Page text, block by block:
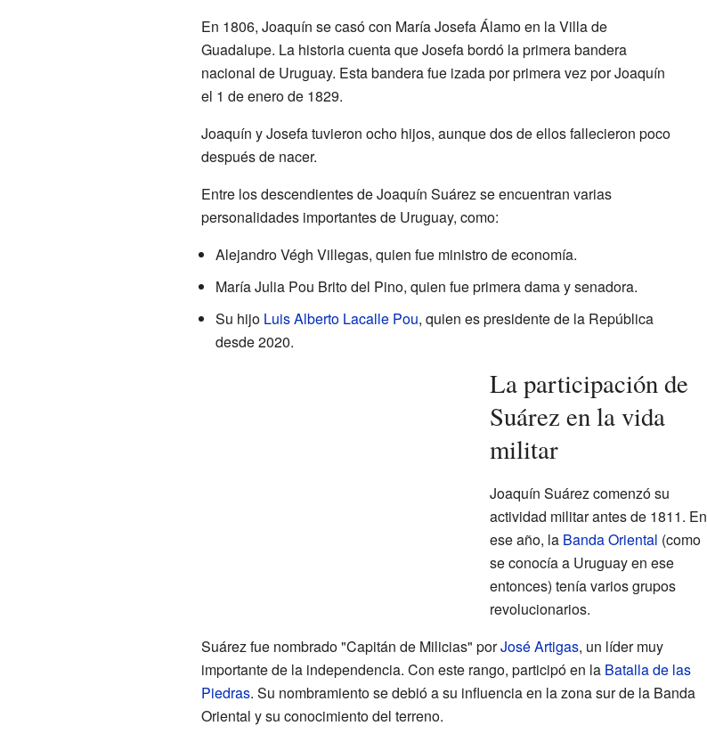
En 1806, Joaquín se casó con María Josefa Álamo en la Villa de
Guadalupe. La historia cuenta que Josefa bordó la primera bandera
nacional de Uruguay. Esta bandera fue izada por primera vez por Joaquín
el 1 de enero de 1829.
Joaquín y Josefa tuvieron ocho hijos, aunque dos de ellos fallecieron poco
después de nacer.
Entre los descendientes de Joaquín Suárez se encuentran varias
personalidades importantes de Uruguay, como:
Alejandro Végh Villegas, quien fue ministro de economía.
María Julia Pou Brito del Pino, quien fue primera dama y senadora.
Su hijo Luis Alberto Lacalle Pou, quien es presidente de la República
desde 2020.
La participación de
Suárez en la vida
militar
Joaquín Suárez comenzó su
actividad militar antes de 1811. En
ese año, la Banda Oriental (como
se conocía a Uruguay en ese
entonces) tenía varios grupos
revolucionarios.
Suárez fue nombrado "Capitán de Milicias" porJosé Artigas, un líder muy
importante de la independencia. Con este rango, participó en la Batalla de las
Piedras. Su nombramiento se debió a su influencia en la zona sur de la Banda
Oriental y su conocimiento del terreno.